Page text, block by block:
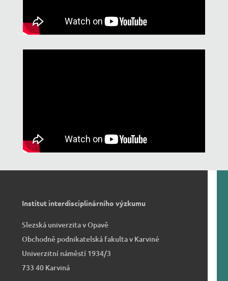
Institut interdisciplinárního výzkumu
Slezská univerzita v Opavě
Obchodně podnikatelská fakulta v Karviné
Univerzitní náměstí 1934/3
733 40 Karviná